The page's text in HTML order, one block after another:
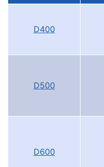
D400
D500
D600